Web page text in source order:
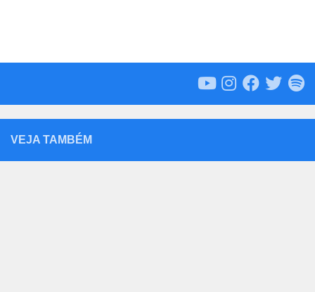
VEJA TAMBÉM